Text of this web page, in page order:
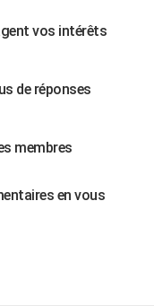
vos intérêts
de réponses
membres
en vous